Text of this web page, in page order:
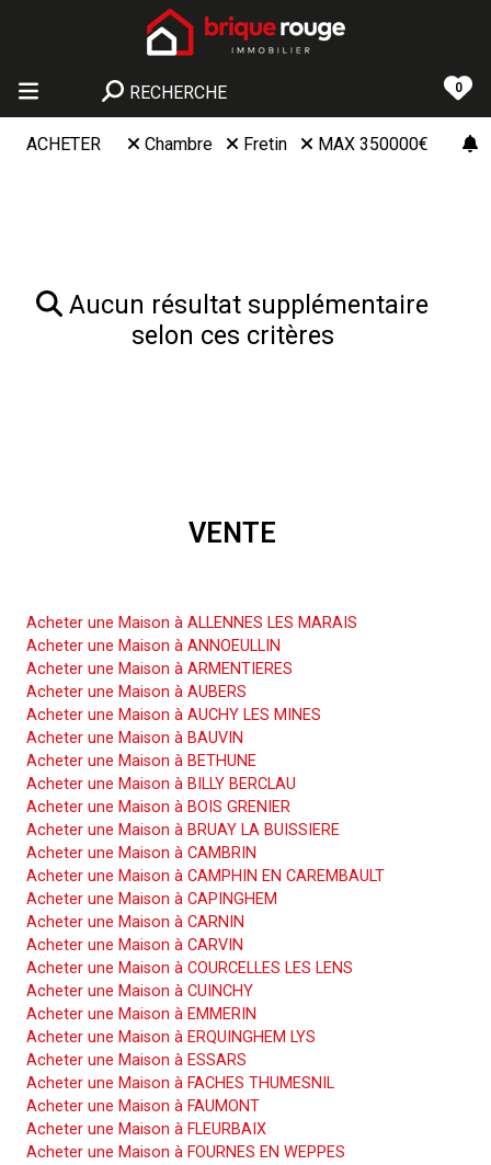
RECHERCHE 0
ACHETER Chambre Fretin MAX 350000€
Aucun résultat supplémentaire
selon ces critères
VENTE
Acheter une Maison à ALLENNES LES MARAIS
Acheter une Maison à ANNOEULLIN
Acheter une Maison à ARMENTIERES
Acheter une Maison à AUBERS
Acheter une Maison à AUCHY LES MINES
Acheter une Maison à BAUVIN
Acheter une Maison à BETHUNE
Acheter une Maison à BILLY BERCLAU
Acheter une Maison à BOIS GRENIER
Acheter une Maison à BRUAY LA BUISSIERE
Acheter une Maison à CAMBRIN
Acheter une Maison à CAMPHIN EN CAREMBAULT
Acheter une Maison à CAPINGHEM
Acheter une Maison à CARNIN
Acheter une Maison à CARVIN
Acheter une Maison à COURCELLES LES LENS
Acheter une Maison à CUINCHY
Acheter une Maison à EMMERIN
Acheter une Maison à ERQUINGHEM LYS
Acheter une Maison à ESSARS
Acheter une Maison à FACHES THUMESNIL
Acheter une Maison à FAUMONT
Acheter une Maison à FLEURBAIX
Acheter une Maison à FOURNES EN WEPPES